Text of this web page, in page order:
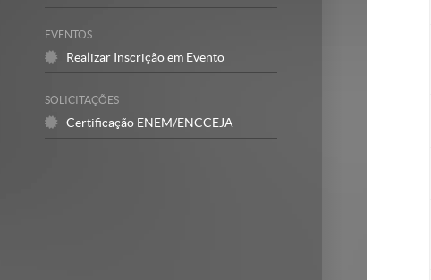
EVENTOS
Realizar Inscrição em Evento
SOLICITAÇÕES
Certificação ENEM/ENCCEJA